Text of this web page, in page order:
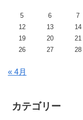
5
6 7
12
13 14
19
20 21
26
27 28
« 4月
カテゴリー